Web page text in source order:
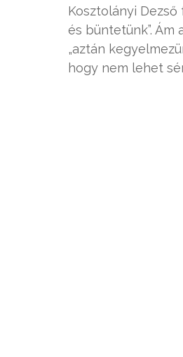
Kosztolányi
és büntetünk”. Ám
„aztán
hogy nem lehet